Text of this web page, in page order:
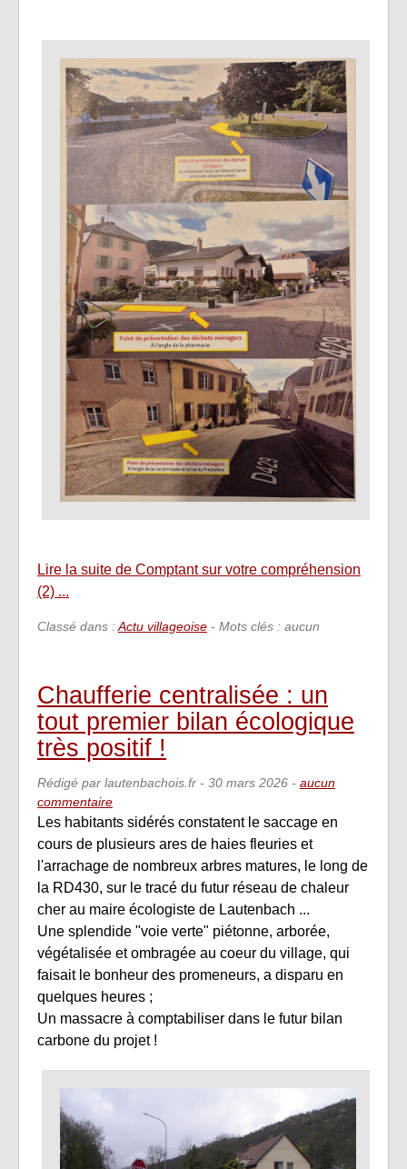
Lire la suite de Comptant sur votre compréhension
(2) ...
Classé dans :Actu villageoise - Mots clés : aucun
Chaufferie centralisée : un
tout premier bilan écologique
très positif !
Rédigé par lautenbachois.fr - 30 mars 2026 - aucun
commentaire
Les habitants sidérés constatent le saccage en
cours de plusieurs ares de haies fleuries et
l'arrachage de nombreux arbres matures, le long de
la RD430, sur le tracé du futur réseau de chaleur
cher au maire écologiste de Lautenbach ...
Une splendide "voie verte" piétonne, arborée,
végétalisée et ombragée au coeur du village, qui
faisait le bonheur des promeneurs, a disparu en
quelques heures ;
Un massacre à comptabiliser dans le futur bilan
carbone du projet !